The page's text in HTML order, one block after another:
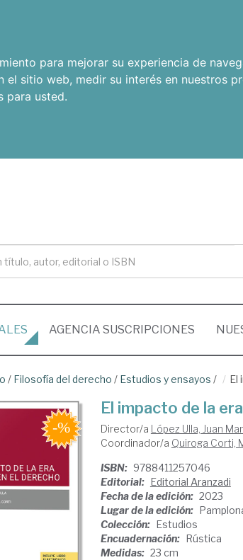
para mejorar su experiencia de
el sitio web, medir su interés en nuestros
para usted.
AGENCIA SUSCRIPCIONES
/ Filosofía del derecho / Estudios y ensayos / El
El impacto de la
Director/a López Ulla, Juan
Coordinador/a Quiroga Corti,
ISBN: 9788411257046
Editorial: Editorial Aranzadi
Fecha de la edición: 2023
Lugar de la edición:
Colección: Estudios
Encuadernación: Rústica
Medidas: 23 cm